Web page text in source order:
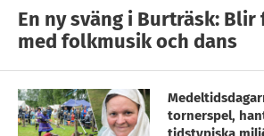
En ny sväng i Burträsk: Blir
med folkmusik och dans
tornerspel,